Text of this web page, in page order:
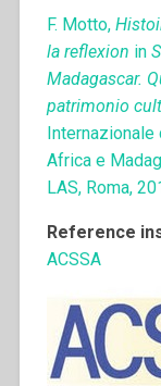
F. Motto,
la reflexion in
Madagascar.
patrimonio
Internazionale
Africa e
LAS, Roma,
Reference
ACSSA